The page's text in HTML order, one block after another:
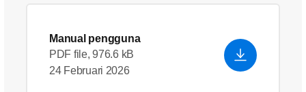
Manual pengguna
PDF file, 976.6 kB
24 Februari 2026